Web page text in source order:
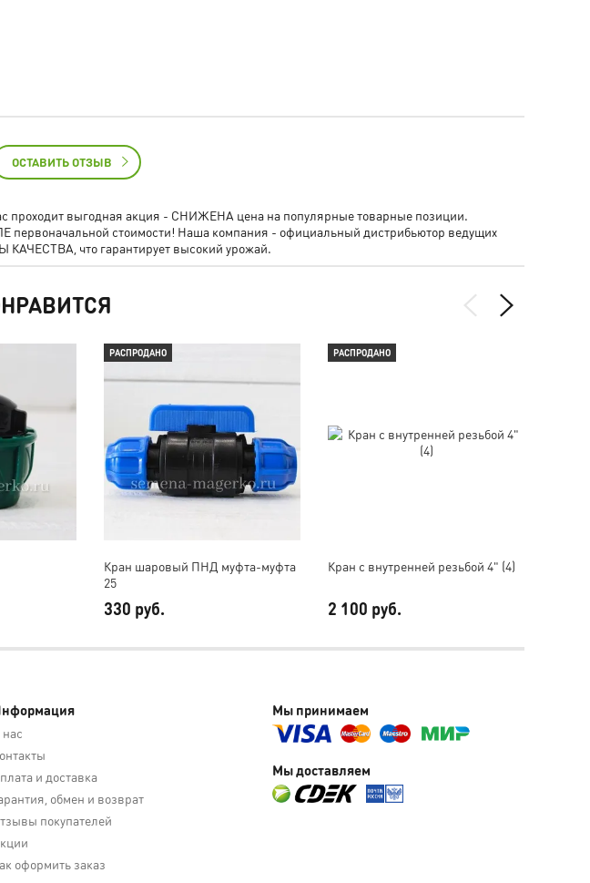
ОСТАВИТЬ ОТЗЫВ
проходит выгодная акция - СНИЖЕНА цена на популярные товарные позиции.
стоимости! Наша компания - официальный дистрибьютор ведущих
что гарантирует высокий урожай.
РАСПРОДАНО
Кран шаровый ПНД муфта-муфта
25
330 руб.
РАСПРОДАНО
Кран с внутренней резьбой 4" (4)
2 100 руб.
и доставка
обмен и возврат
покупателей
оформить заказ
Мы принимаем
Мы доставляем